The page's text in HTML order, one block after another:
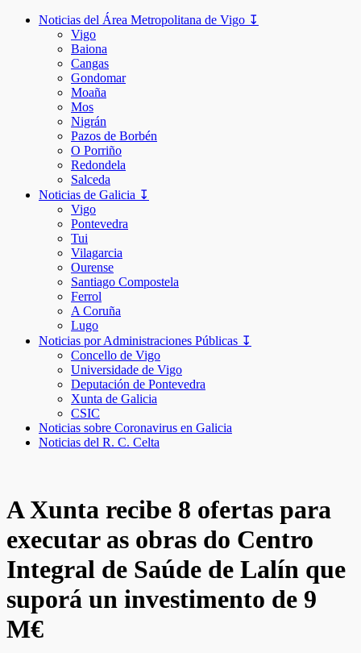
Noticias del Área Metropolitana de Vigo ↧
Vigo
Baiona
Cangas
Gondomar
Moaña
Mos
Nigrán
Pazos de Borbén
O Porriño
Redondela
Salceda
Noticias de Galicia ↧
Vigo
Pontevedra
Tui
Vilagarcia
Ourense
Santiago Compostela
Ferrol
A Coruña
Lugo
Noticias por Administraciones Públicas ↧
Concello de Vigo
Universidade de Vigo
Deputación de Pontevedra
Xunta de Galicia
CSIC
Noticias sobre Coronavirus en Galicia
Noticias del R. C. Celta
A Xunta recibe 8 ofertas para
executar as obras do Centro
Integral de Saúde de Lalín que
suporá un investimento de 9
M€